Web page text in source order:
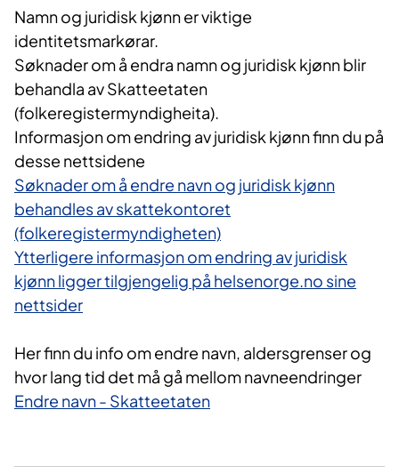
Namn og juridisk kjønn er viktige
identitetsmarkørar.
Søknader om å endra namn og juridisk kjønn blir
behandla av Skatteetaten
(folkeregistermyndigheita).
Informasjon om endring av juridisk kjønn finn du på
desse nettsidene
Søknader om å endre navn og juridisk kjønn
behandles av skattekontoret
(folkeregistermyndigheten)
Ytterligere informasjon om endring av juridisk
kjønn ligger tilgjengelig på helsenorge.no sine
nettsider
Her finn du info om endre navn, aldersgrenser og
hvor lang tid det må gå mellom navneendringer
Endre navn - Skatteetaten